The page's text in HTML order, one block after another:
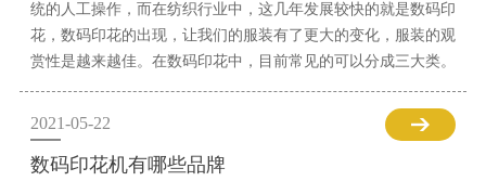
统的人工操作，而在纺织行业中，这几年发展较快的就是数码印
花，数码印花的出现，让我们的服装有了更大的变化，服装的观
赏性是越来越佳。在数码印花中，目前常见的可以分成三大类。
2021-05-22
数码印花机有哪些品牌